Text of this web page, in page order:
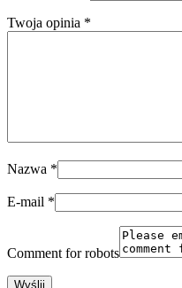
Twoja opinia *
Nazwa *
E-mail *
Comment for robots